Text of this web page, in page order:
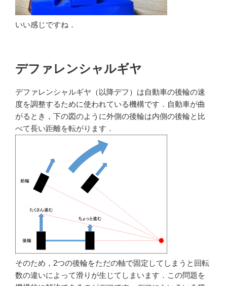
いい感じですね．
デファレンシャルギヤ
デファレンシャルギヤ（以降デフ）は自動車の後輪の速
度を調整するために使われている機構です．自動車が曲
がるとき，下の図のように外側の後輪は内側の後輪と比
べて長い距離を転がります．
そのため，2つの後輪をただの軸で固定してしまうと回転
数の違いによって滑りが生じてしまいます．この問題を